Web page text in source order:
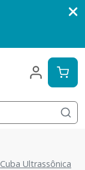
Cuba Ultrassônica